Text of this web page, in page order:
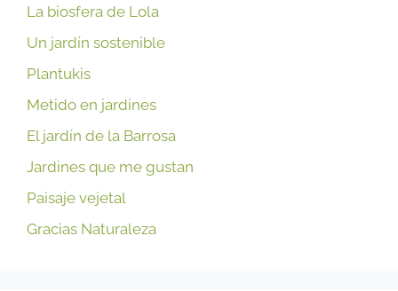
La biosfera de Lola
Un jardín sostenible
Plantukis
Metido en jardines
El jardín de la Barrosa
Jardines que me gustan
Paisaje vejetal
Gracias Naturaleza